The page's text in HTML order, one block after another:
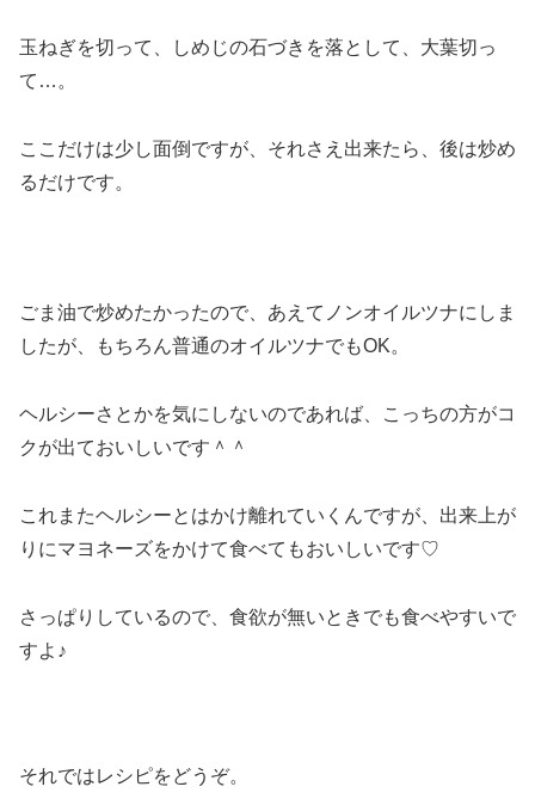
玉ねぎを切って、しめじの石づきを落として、大葉切っ
て…。
ここだけは少し面倒ですが、それさえ出来たら、後は炒め
るだけです。
ごま油で炒めたかったので、あえてノンオイルツナにしま
したが、もちろん普通のオイルツナでもOK。
ヘルシーさとかを気にしないのであれば、こっちの方がコ
クが出ておいしいです＾＾
これまたヘルシーとはかけ離れていくんですが、出来上が
りにマヨネーズをかけて食べてもおいしいです♡
さっぱりしているので、食欲が無いときでも食べやすいで
すよ♪
それではレシピをどうぞ。